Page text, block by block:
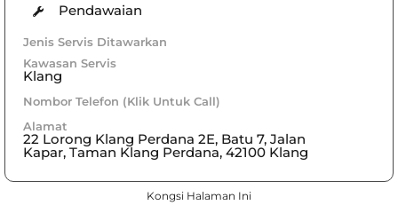
Pendawaian
Jenis Servis Ditawarkan
Kawasan Servis
Klang
Nombor Telefon (Klik Untuk Call)
Alamat
22 Lorong Klang Perdana 2E, Batu 7, Jalan
Kapar, Taman Klang Perdana, 42100 Klang
Kongsi Halaman Ini